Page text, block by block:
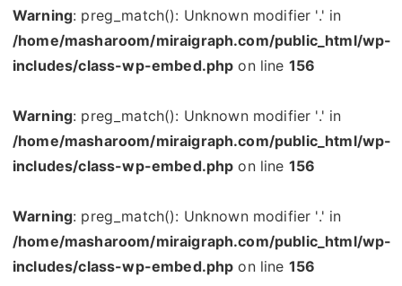
Warning: preg_match(): Unknown modifier '.' in
/home/masharoom/miraigraph.com/public_html/wp-
includes/class-wp-embed.php on line 156
Warning: preg_match(): Unknown modifier '.' in
/home/masharoom/miraigraph.com/public_html/wp-
includes/class-wp-embed.php on line 156
Warning: preg_match(): Unknown modifier '.' in
/home/masharoom/miraigraph.com/public_html/wp-
includes/class-wp-embed.php on line 156